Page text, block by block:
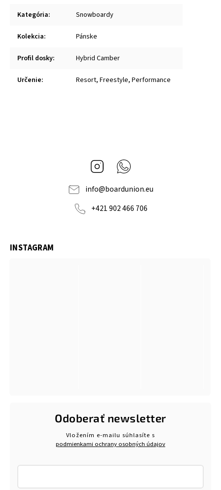
Kategória: Snowboardy
Kolekcia: Pánske
Profil dosky: Hybrid Camber
Určenie: Resort, Freestyle, Performance
Instagram
info@boardunion.eu
+421 902 466 706
INSTAGRAM
Odoberať newsletter
Vložením e-mailu súhlasíte s
podmienkami ochrany osobných údajov